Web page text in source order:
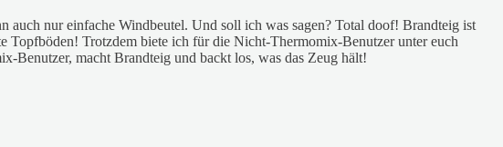
auch nur einfache Windbeutel. Und soll ich was sagen? Total doof! Brandteig ist
Topfböden! Trotzdem biete ich für die Nicht-Thermomix-Benutzer unter euch
Benutzer, macht Brandteig und backt los, was das Zeug hält!